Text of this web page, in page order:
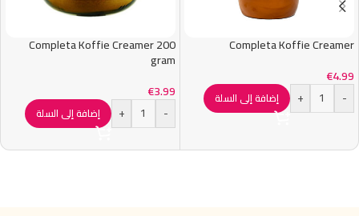
Completa Koffie Creamer
€4.99
-
+ إضافة إلى السلة
Completa Koffie Creamer 200
gram
€3.99
-
+ إضافة إلى السلة